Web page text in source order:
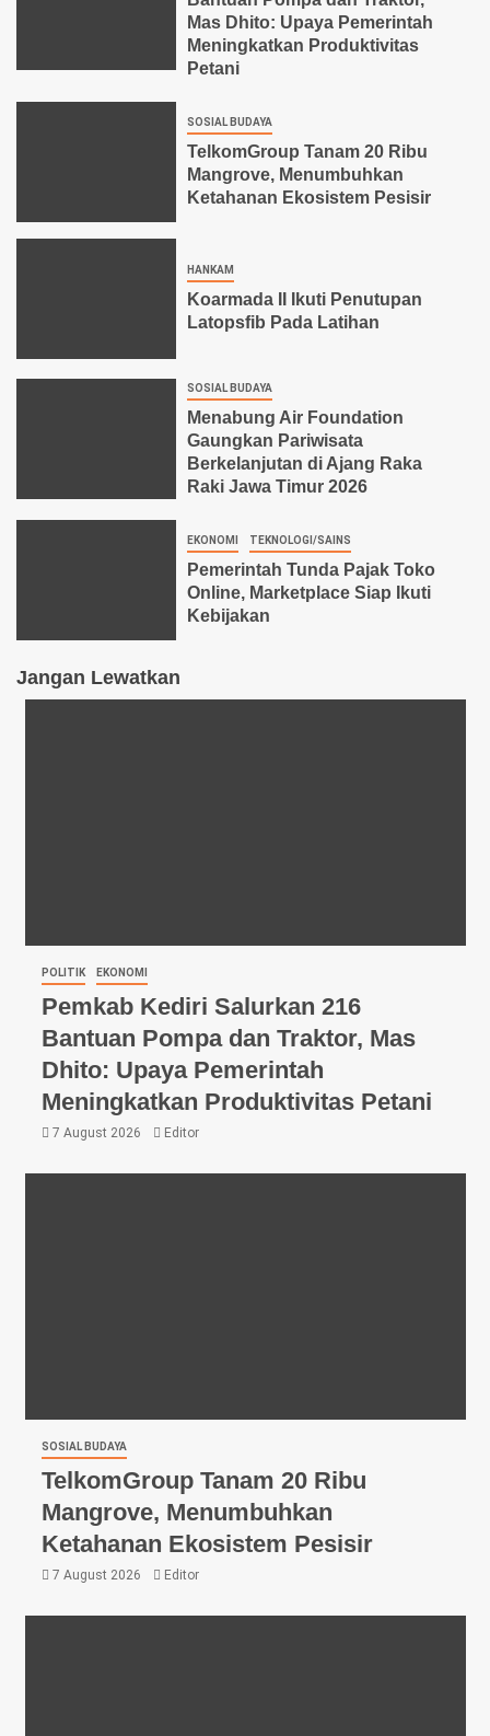
Mas Dhito: Upaya Pemerintah
Meningkatkan Produktivitas
Petani
SOSIAL BUDAYA
TelkomGroup Tanam 20 Ribu
Mangrove, Menumbuhkan
Ketahanan Ekosistem Pesisir
HANKAM
Koarmada II Ikuti Penutupan
Latopsfib Pada Latihan
SOSIAL BUDAYA
Menabung Air Foundation
Gaungkan Pariwisata
Berkelanjutan di Ajang Raka
Raki Jawa Timur 2026
EKONOMI TEKNOLOGI/SAINS
Pemerintah Tunda Pajak Toko
Online, Marketplace Siap Ikuti
Kebijakan
Jangan Lewatkan
POLITIK EKONOMI
Pemkab Kediri Salurkan 216
Bantuan Pompa dan Traktor, Mas
Dhito: Upaya Pemerintah
Meningkatkan Produktivitas Petani
7 August 2026 Editor
SOSIAL BUDAYA
TelkomGroup Tanam 20 Ribu
Mangrove, Menumbuhkan
Ketahanan Ekosistem Pesisir
7 August 2026 Editor